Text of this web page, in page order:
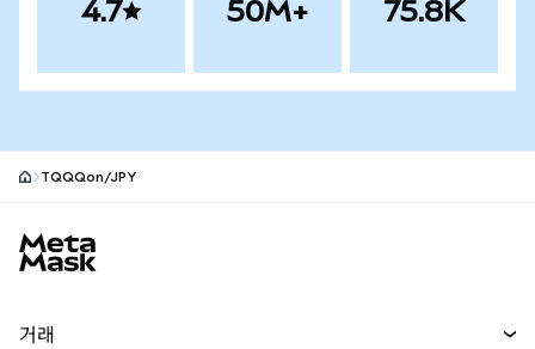
4.7 50M+ 75.8K
TQQQon/JPY
거래